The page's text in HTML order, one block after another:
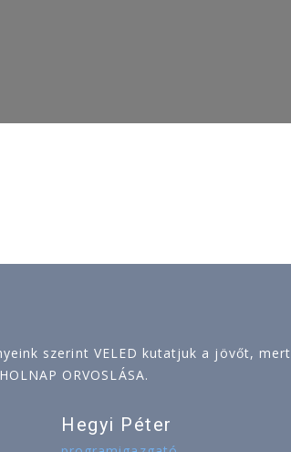
szerint VELED kutatjuk a jövőt, mert
ORVOSLÁSA.
Hegyi Péter